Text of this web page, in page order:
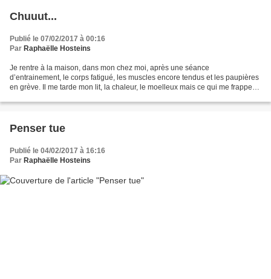
Chuuut...
Publié le 07/02/2017 à 00:16
Par Raphaëlle Hosteins
Je rentre à la maison, dans mon chez moi, après une séance
d’entrainement, le corps fatigué, les muscles encore tendus et les paupières
en grève. Il me tarde mon lit, la chaleur, le moelleux mais ce qui me frappe
Penser tue
Publié le 04/02/2017 à 16:16
Par Raphaëlle Hosteins